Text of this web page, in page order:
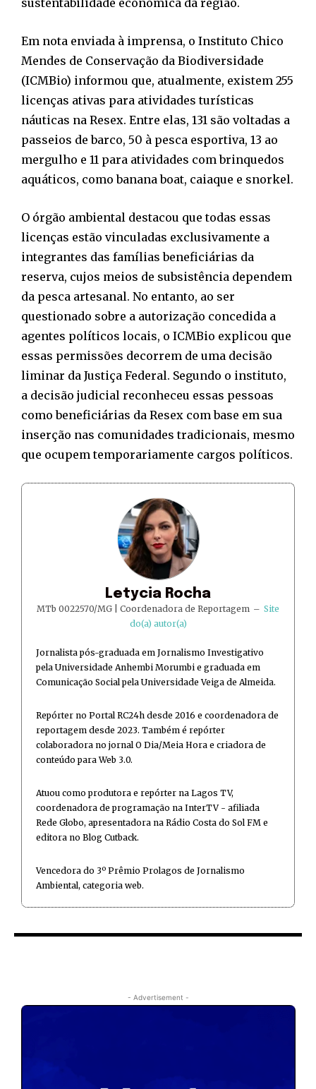
sustentabilidade econômica da região.
Em nota enviada à imprensa, o Instituto Chico
Mendes de Conservação da Biodiversidade
(ICMBio) informou que, atualmente, existem 255
licenças ativas para atividades turísticas
náuticas na Resex. Entre elas, 131 são voltadas a
passeios de barco, 50 à pesca esportiva, 13 ao
mergulho e 11 para atividades com brinquedos
aquáticos, como banana boat, caiaque e snorkel.
O órgão ambiental destacou que todas essas
licenças estão vinculadas exclusivamente a
integrantes das famílias beneficiárias da
reserva, cujos meios de subsistência dependem
da pesca artesanal. No entanto, ao ser
questionado sobre a autorização concedida a
agentes políticos locais, o ICMBio explicou que
essas permissões decorrem de uma decisão
liminar da Justiça Federal. Segundo o instituto,
a decisão judicial reconheceu essas pessoas
como beneficiárias da Resex com base em sua
inserção nas comunidades tradicionais, mesmo
que ocupem temporariamente cargos políticos.
Letycia Rocha
MTb 0022570/MG | Coordenadora de Reportagem – Site
do(a) autor(a)
Jornalista pós-graduada em Jornalismo Investigativo
pela Universidade Anhembi Morumbi e graduada em
Comunicação Social pela Universidade Veiga de Almeida.
Repórter no Portal RC24h desde 2016 e coordenadora de
reportagem desde 2023. Também é repórter
colaboradora no jornal O Dia/Meia Hora e criadora de
conteúdo para Web 3.0.
Atuou como produtora e repórter na Lagos TV,
coordenadora de programação na InterTV - afiliada
Rede Globo, apresentadora na Rádio Costa do Sol FM e
editora no Blog Cutback.
Vencedora do 3º Prêmio Prolagos de Jornalismo
Ambiental, categoria web.
- Advertisement -